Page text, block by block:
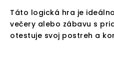
Táto logická hra je
večery alebo zábavu s
otestuje svoj postreh a